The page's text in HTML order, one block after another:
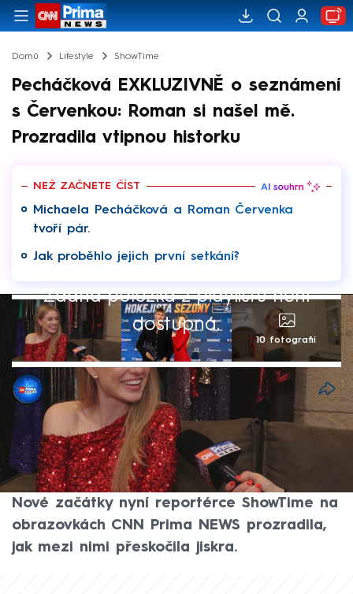
Domů Lifestyle ShowTime
Pecháčková EXKLUZIVNĚ o seznámení
s Červenkou: Roman si našel mě.
Prozradila vtipnou historku
NEŽ ZAČNETE ČÍST
Michaela Pecháčková a Roman Červenka
tvoří pár.
Jak proběhlo jejich první setkání?
Žádná položka z playlistu není
dostupná.
10 fotografií
Barbara Kirchnerová
14. čvn 2026, 22:43
Herečka Michaela Pecháčková a hokejový
reprezentant Roman Červenka tvoří již
několik měsíců pár. Hvězda seriálu ZOO
Nové začátky nyní reportérce ShowTime na
obrazovkách CNN Prima NEWS prozradila,
jak mezi nimi přeskočila jiskra.